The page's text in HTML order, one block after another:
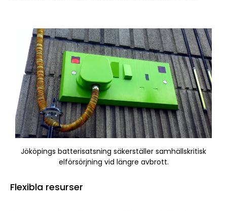
Jököpings batterisatsning säkerställer samhällskritisk
elförsörjning vid längre avbrott.
Flexibla resurser